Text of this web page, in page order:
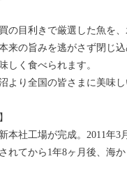
の目利きで厳選した魚を
来の旨みを逃がさず閉じ
しく食べられます。
より全国の皆さまに美味し
本社工場が完成。2011年
れてから1年8ヶ月後、海